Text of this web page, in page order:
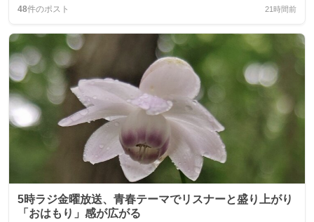
48件のポスト 21時間前
5時ラジ金曜放送、青春テーマでリスナーと盛り上がり
「おはもり」感が広がる